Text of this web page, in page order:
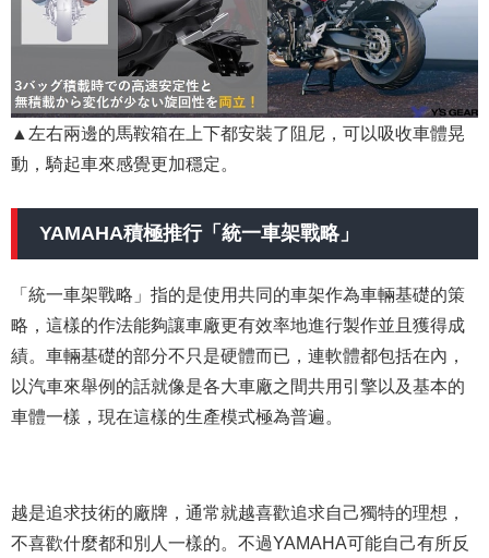
▲左右兩邊的馬鞍箱在上下都安裝了阻尼，可以吸收車體晃
動，騎起車來感覺更加穩定。
YAMAHA積極推行「統一車架戰略」
「統一車架戰略」指的是使用共同的車架作為車輛基礎的策
略，這樣的作法能夠讓車廠更有效率地進行製作並且獲得成
績。車輛基礎的部分不只是硬體而已，連軟體都包括在內，
以汽車來舉例的話就像是各大車廠之間共用引擎以及基本的
車體一樣，現在這樣的生產模式極為普遍。
越是追求技術的廠牌，通常就越喜歡追求自己獨特的理想，
不喜歡什麼都和別人一樣的。不過YAMAHA可能自己有所反